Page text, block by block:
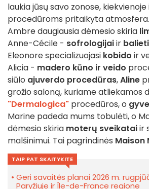
laukia jūsų savo zonose,
procedūroms pritaikyta
Ambre daugiausia dėmesio skiria
Anne-Cécile - sofrologijaiir
Eleonore specializuojasi kobido ir
Alicia - madero kūno ir veido
siūlo ajuverdo procedūras,Aline
grožio saloną, kuriame atliekamos
"Dermalogica" procedūros, o
Marine padeda mums tobulėti, o
dėmesio skiria moterų sveikataiir
malšinimui. Tai pagrindinės Maison
TAIP PAT SKAITYKITE
Geri savaitės planai 2026 m.
Paryžiuje ir Île-de-France regione